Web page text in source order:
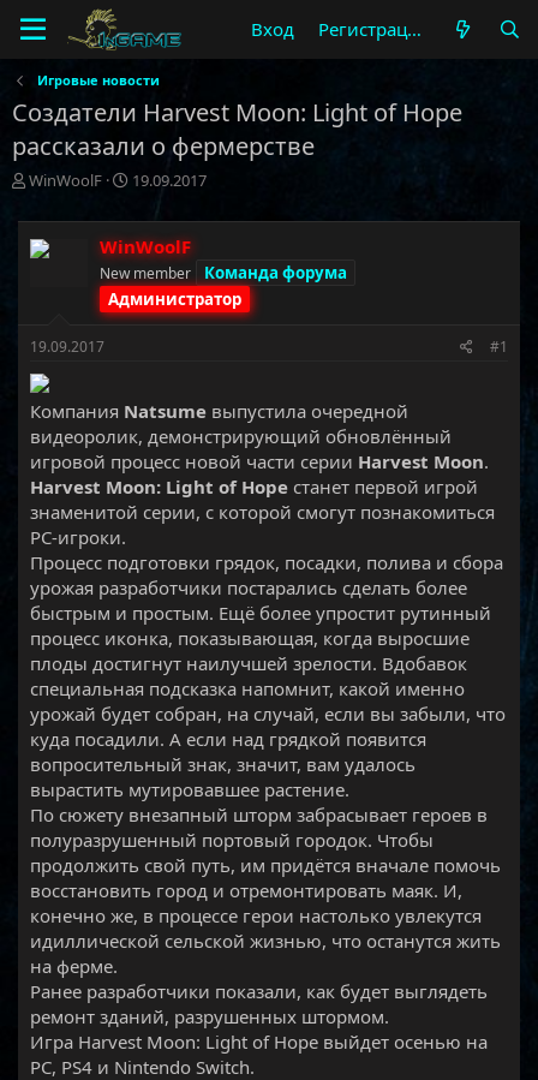
Вход Регистрация
Игровые новости
Создатели Harvest Moon: Light of Hope
рассказали о фермерстве
А
т
о
р
ы
WinWoolF
Д
т
а
н
а
ч
19.09.2017
WinWoolF
New member
Команда форума
Администратор
19.09.2017 #1
Компания Natsume выпустила очередной
видеоролик, демонстрирующий обновлённый
игровой процесс новой части серии Harvest Moon.
Harvest Moon: Light of Hope станет первой игрой
знаменитой серии, с которой смогут познакомиться
РС-игроки.
Процесс подготовки грядок, посадки, полива и сбора
урожая разработчики постарались сделать более
быстрым и простым. Ещё более упростит рутинный
процесс иконка, показывающая, когда выросшие
плоды достигнут наилучшей зрелости. Вдобавок
специальная подсказка напомнит, какой именно
урожай будет собран, на случай, если вы забыли, что
куда посадили. А если над грядкой появится
вопросительный знак, значит, вам удалось
вырастить мутировавшее растение.
По сюжету внезапный шторм забрасывает героев в
полуразрушенный портовый городок. Чтобы
продолжить свой путь, им придётся вначале помочь
восстановить город и отремонтировать маяк. И,
конечно же, в процессе герои настолько увлекутся
идиллической сельской жизнью, что останутся жить
на ферме.
Ранее разработчики показали, как будет выглядеть
ремонт зданий, разрушенных штормом.
Игра Harvest Moon: Light of Hope выйдет осенью на
РС, PS4 и Nintendo Switch.​